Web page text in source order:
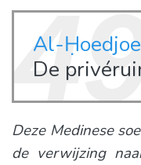
Al-
De
Deze Medinese
de verwijzing